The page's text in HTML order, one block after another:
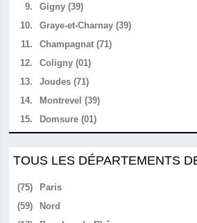
9.
Gigny (39)
10.
Graye-et-Charnay (39)
11.
Champagnat (71)
12.
Coligny (01)
13.
Joudes (71)
14.
Montrevel (39)
15.
Domsure (01)
TOUS LES DÉPARTEMENTS
(75)
Paris
(59)
Nord